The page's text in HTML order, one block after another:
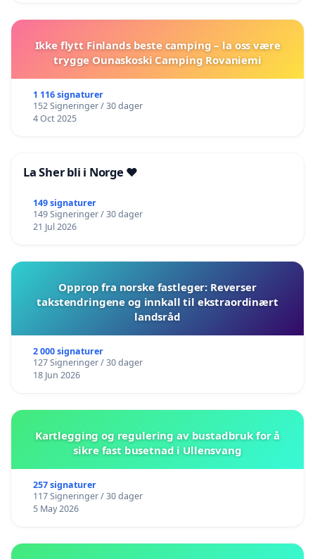
Ikke flytt Finlands beste camping – la oss være
trygge Ounaskoski Camping Rovaniemi
1 116 signaturer
152 Signeringer / 30 dager
4 Oct 2025
La Sher bli i Norge ❤️
149 signaturer
149 Signeringer / 30 dager
21 Jul 2026
Opprop fra norske fastleger: Reverser
takstendringene og innkall til ekstraordinært
landsråd
2 000 signaturer
127 Signeringer / 30 dager
18 Jun 2026
Kartlegging og regulering av bustadbruk for å
sikre fast busetnad i Ullensvang
257 signaturer
117 Signeringer / 30 dager
5 May 2026